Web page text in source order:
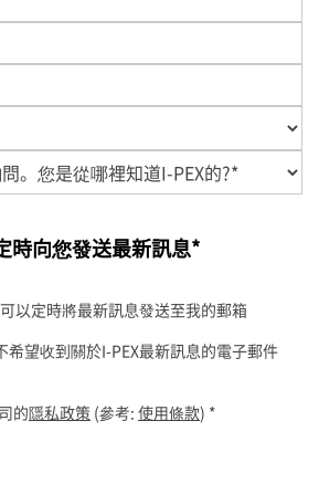
時向您發送最新訊息*
可以定時將最新訊息發送至我的郵箱
希望收到關於I-PEX最新訊息的電子郵件
的隱私政策 (參考: 使用條款) *